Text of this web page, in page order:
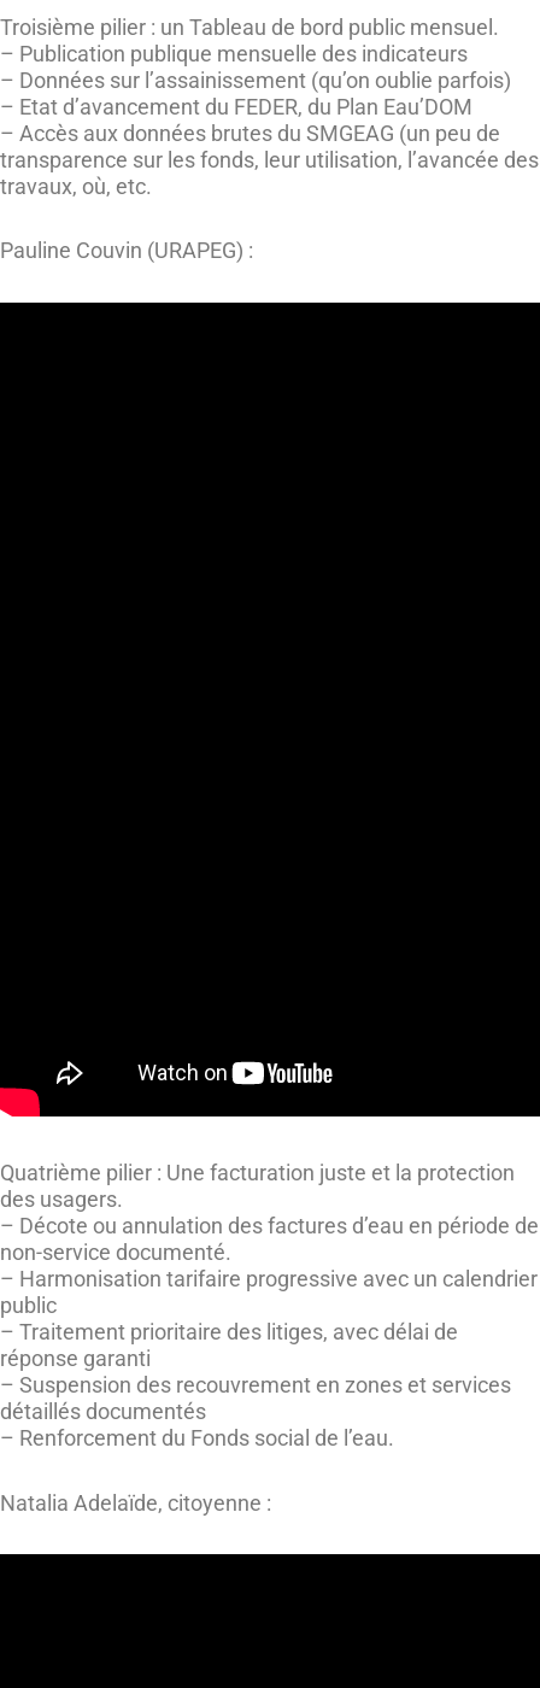
Troisième pilier : un Tableau de bord public mensuel.
– Publication publique mensuelle des indicateurs
– Données sur l’assainissement (qu’on oublie parfois)
– Etat d’avancement du FEDER, du Plan Eau’DOM
– Accès aux données brutes du SMGEAG (un peu de
transparence sur les fonds, leur utilisation, l’avancée des
travaux, où, etc.
Pauline Couvin (URAPEG) :
Quatrième pilier : Une facturation juste et la protection
des usagers.
– Décote ou annulation des factures d’eau en période de
non-service documenté.
– Harmonisation tarifaire progressive avec un calendrier
public
– Traitement prioritaire des litiges, avec délai de
réponse garanti
– Suspension des recouvrement en zones et services
détaillés documentés
– Renforcement du Fonds social de l’eau.
Natalia Adelaïde, citoyenne :